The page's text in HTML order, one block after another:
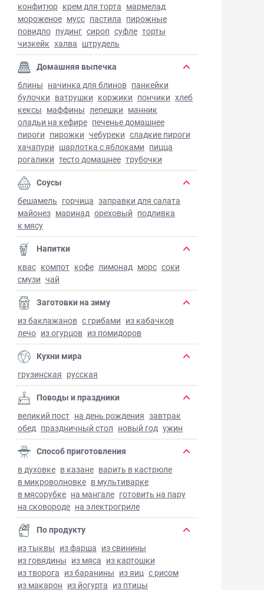
конфитюр крем для торта мармелад
мороженое мусс пастила пирожные
повидло пудинг сироп суфле торты
чизкейк халва штрудель
Домашняя выпечка
блины начинка для блинов панкейки
булочки ватрушки коржики пончики хлеб
кексы маффины лепешки манник
оладьи на кефире печенье домашнее
пироги пирожки чебуреки сладкие пироги
хачапури шарлотка с яблоками пицца
рогалики тесто домашнее трубочки
Соусы
бешамель горчица заправки для салата
майонез маринад ореховый подливка
к мясу
Напитки
квас компот кофе лимонад морс соки
смузи чай
Заготовки на зиму
из баклажанов с грибами из кабачков
лечо из огурцов из помидоров
Кухни мира
грузинская русская
Поводы и праздники
великий пост на день рождения завтрак
обед праздничный стол новый год ужин
Способ приготовления
в духовке в казане варить в кастрюле
в микроволновке в мультиварке
в мясорубке на мангале готовить на пару
на сковороде на электрогриле
По продукту
из тыквы из фарша из свинины
из говядины из мяса из картошки
из творога из баранины из яиц с рисом
из макарон из йогурта из птицы